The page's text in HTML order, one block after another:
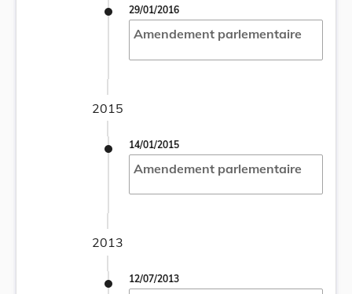
29/01/2016
Amendement parlementaire
2015
14/01/2015
Amendement parlementaire
2013
12/07/2013